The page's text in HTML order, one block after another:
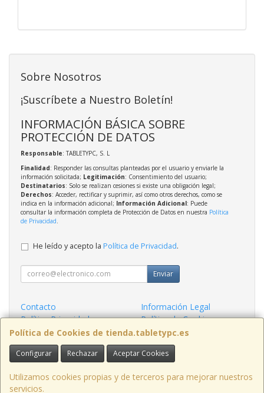
Política de Cookies de tienda.tabletypc.es
Configurar Rechazar Aceptar Cookies
Utilizamos cookies propias y de terceros para mejorar nuestros
servicios.
Sobre Nosotros
¡Suscríbete a Nuestro Boletín!
INFORMACIÓN BÁSICA SOBRE
PROTECCIÓN DE DATOS
Responsable: TABLETYPC, S. L
Finalidad: Responder las consultas planteadas por el usuario y enviarle la
información solicitada; Legitimación: Consentimiento del usuario;
Destinatarios: Solo se realizan cesiones si existe una obligación legal;
Derechos: Acceder, rectificar y suprimir, así como otros derechos, como se
indica en la información adicional; Información Adicional: Puede
consultar la información completa de Protección de Datos en nuestra Política
de Privacidad
He leído y acepto la Política de Privacidad.
Enviar
Contacto
Información Legal
Política Privacidad
Política de Cookies
Condiciones de Compra
Formas de Pago
Contacto
tienda@tabletypc.es